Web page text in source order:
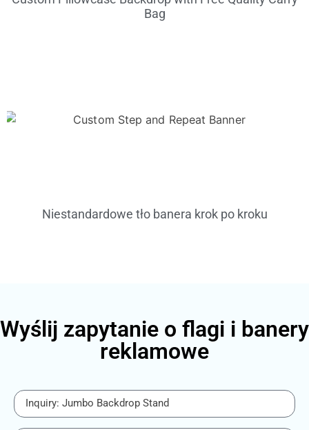
Bag
Niestandardowe tło banera krok po kroku
Wyślij zapytanie o flagi i banery
reklamowe